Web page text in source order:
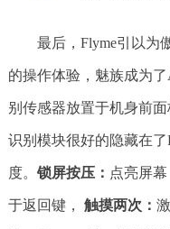
最后，Flyme引以为
的操作体验，魅族成为
别传感器放置于机身前
识别模块很好的隐藏在
度。 锁屏按压： 点亮屏
于返回键， 触摸两次：